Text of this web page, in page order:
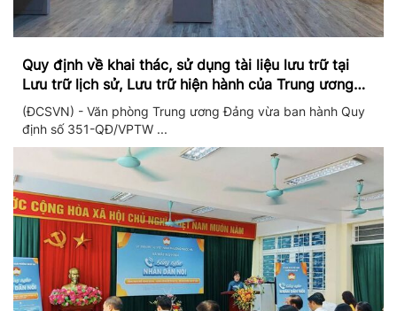
Quy định về khai thác, sử dụng tài liệu lưu trữ tại
Lưu trữ lịch sử, Lưu trữ hiện hành của Trung ương
Đảng và Văn phòng Trung ương Đảng
(ĐCSVN) - Văn phòng Trung ương Đảng vừa ban hành Quy
định số 351-QĐ/VPTW ...